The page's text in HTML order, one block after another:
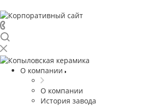
О компании
О компании
История завода